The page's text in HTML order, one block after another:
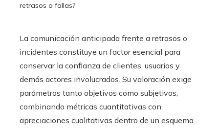
retrasos o fallas?
La comunicación anticipada frente a retrasos o
incidentes constituye un factor esencial para
conservar la confianza de clientes, usuarios y
demás actores involucrados. Su valoración exige
parámetros tanto objetivos como subjetivos,
combinando métricas cuantitativas con
apreciaciones cualitativas dentro de un esquema